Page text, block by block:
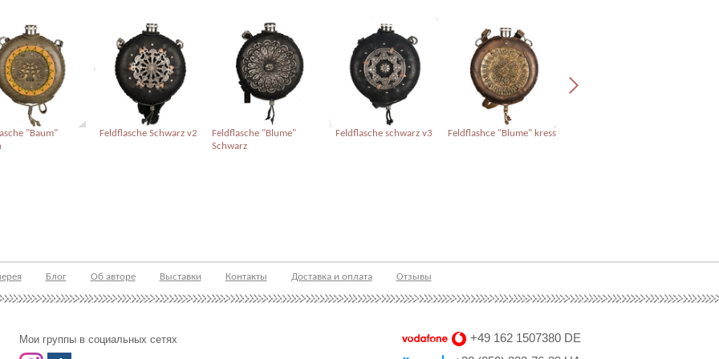
"Baum"
Feldflasche Schwarz v2
Feldflasche "Blume"
Schwarz
Feldflasche schwarz v3 Feldflashce "Blume" kress
Блог Об авторе Выставки Контакты Доставка и оплата Отзывы
+49 162 1507380 DE
Мои группы в социальных сетях